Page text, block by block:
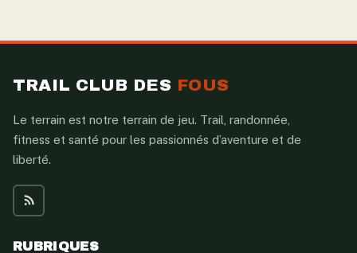
TRAIL CLUB DES FOUS
Le terrain est notre terrain de jeu. Trail, randonnée,
fitness et santé pour les passionnés d’aventure et de
liberté.
RUBRIQUES